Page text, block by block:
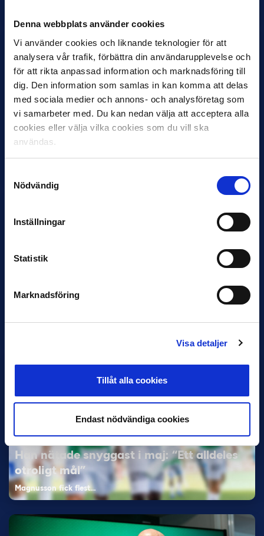
Denna webbplats använder cookies
Vi använder cookies och liknande teknologier för att
analysera vår trafik, förbättra din användarupplevelse och
för att rikta anpassad information och marknadsföring till
dig. Den information som samlas in kan komma att delas
med sociala medier och annons- och analysföretag som
vi samarbeter med. Du kan nedan välja att acceptera alla
cookies eller välja vilka cookies som du vill ska
användas.
Nödvändig
Inställningar
Statistik
Marknadsföring
Visa detaljer
Tillåt alla cookies
Endast nödvändiga cookies
12 JUNI
Favorit i repris för Sirius i maj
11 JUNI
VM-spelare med förflutet i Allsvenskan
Bosnien & Hercegovina Armin Gigovic — Helsingborgs IF
Han nätade snyggast i maj: “Ett alldeles
otroligt mål”
Magnusson fick flest…